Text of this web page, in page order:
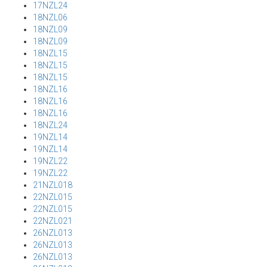
17NZL24
18NZL06
18NZL09
18NZL09
18NZL15
18NZL15
18NZL15
18NZL16
18NZL16
18NZL16
18NZL24
19NZL14
19NZL14
19NZL22
19NZL22
21NZL018
22NZL015
22NZL015
22NZL021
26NZL013
26NZL013
26NZL013